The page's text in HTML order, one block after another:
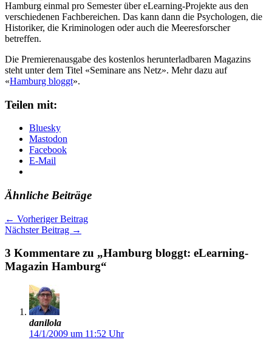
Hamburg einmal pro Semester über eLearning-Projekte aus den
verschiedenen Fachbereichen. Das kann dann die Psychologen, die
Historiker, die Kriminologen oder auch die Meeresforscher
betreffen.
Die Premierenausgabe des kostenlos herunterladbaren Magazins
steht unter dem Titel «Seminare ans Netz». Mehr dazu auf
«Hamburg bloggt».
Teilen mit:
Bluesky
Mastodon
Facebook
E-Mail
Ähnliche Beiträge
← Vorheriger Beitrag
Nächster Beitrag →
3 Kommentare zu „Hamburg bloggt: eLearning-
Magazin Hamburg“
danilola
14/1/2009 um 11:52 Uhr